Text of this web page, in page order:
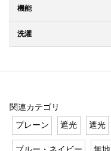
機能
洗濯
関連カテゴリ
プレーン
遮光 遮光